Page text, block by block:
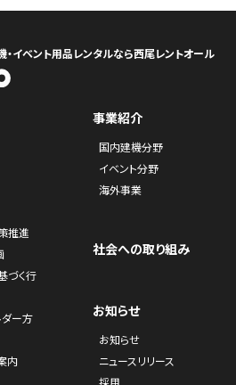
・イベント用品レンタルなら西尾レントオール
推進
づく行
ー方
内
事業紹介
国内建機分野
イベント分野
海外事業
社会への取り組み
お知らせ
お知らせ
ニュースリリース
採用